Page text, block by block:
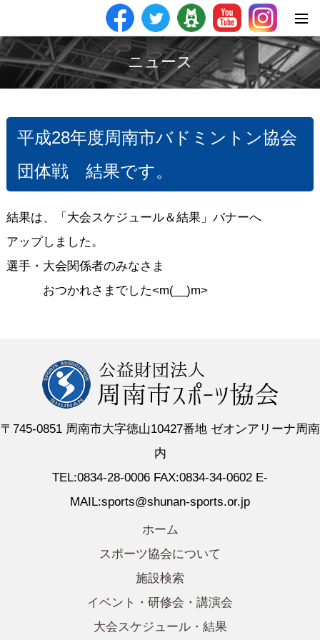
ニュース
平成28年度周南市バドミントン協会
団体戦 結果です。
結果は、「大会スケジュール＆結果」バナーへ
アップしました。
選手・大会関係者のみなさま
おつかれさまでした<m(__)m>
〒745-0851 周南市大字徳山10427番地 ゼオンアリーナ周南
内
TEL:0834-28-0006 FAX:0834-34-0602 E-
MAIL:sports@shunan-sports.or.jp
ホーム
スポーツ協会について
施設検索
イベント・研修会・講演会
大会スケジュール・結果